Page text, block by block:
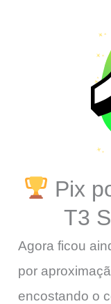
Pix
T3
Agora ficou
por
encostando o